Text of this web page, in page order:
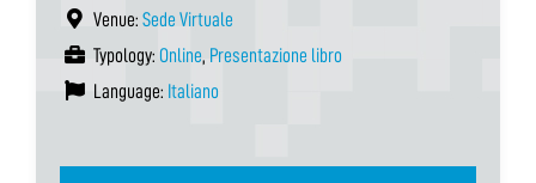
Venue: Sede Virtuale
Typology: Online, Presentazione libro
Language: Italiano